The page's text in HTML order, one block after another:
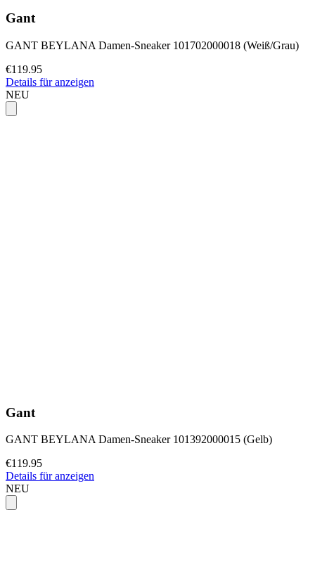
Gant
GANT BEYLANA Damen-Sneaker 101702000018 (Weiß/Grau)
€119.95
Details für anzeigen
NEU
Gant
GANT BEYLANA Damen-Sneaker 101392000015 (Gelb)
€119.95
Details für anzeigen
NEU